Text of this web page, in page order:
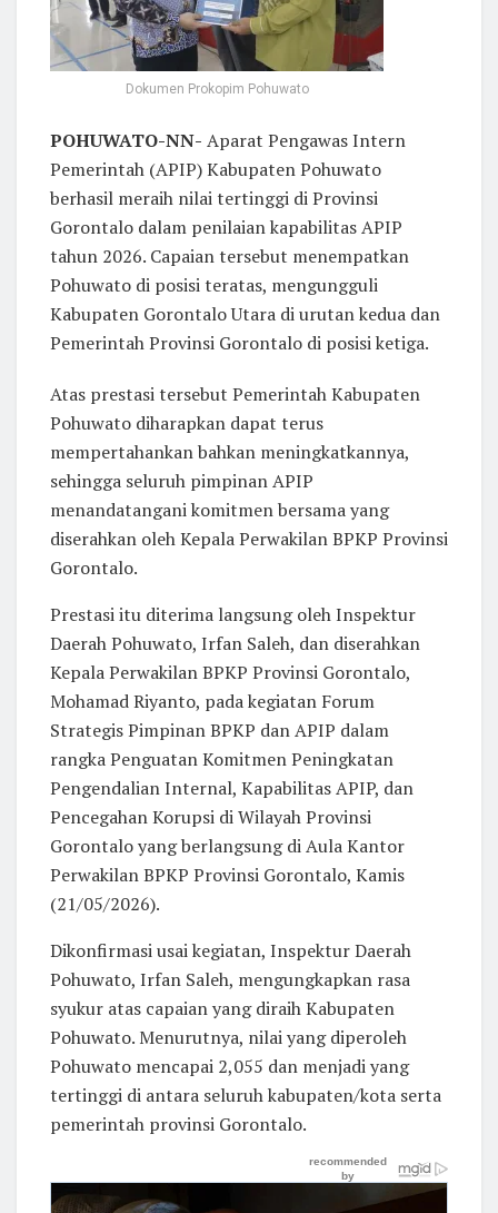
Dokumen Prokopim Pohuwato
POHUWATO-NN- Aparat Pengawas Intern
Pemerintah (APIP) Kabupaten Pohuwato
berhasil meraih nilai tertinggi di Provinsi
Gorontalo dalam penilaian kapabilitas APIP
tahun 2026. Capaian tersebut menempatkan
Pohuwato di posisi teratas, mengungguli
Kabupaten Gorontalo Utara di urutan kedua dan
Pemerintah Provinsi Gorontalo di posisi ketiga.
Atas prestasi tersebut Pemerintah Kabupaten
Pohuwato diharapkan dapat terus
mempertahankan bahkan meningkatkannya,
sehingga seluruh pimpinan APIP
menandatangani komitmen bersama yang
diserahkan oleh Kepala Perwakilan BPKP Provinsi
Gorontalo.
Prestasi itu diterima langsung oleh Inspektur
Daerah Pohuwato, Irfan Saleh, dan diserahkan
Kepala Perwakilan BPKP Provinsi Gorontalo,
Mohamad Riyanto, pada kegiatan Forum
Strategis Pimpinan BPKP dan APIP dalam
rangka Penguatan Komitmen Peningkatan
Pengendalian Internal, Kapabilitas APIP, dan
Pencegahan Korupsi di Wilayah Provinsi
Gorontalo yang berlangsung di Aula Kantor
Perwakilan BPKP Provinsi Gorontalo, Kamis
(21/05/2026).
Dikonfirmasi usai kegiatan, Inspektur Daerah
Pohuwato, Irfan Saleh, mengungkapkan rasa
syukur atas capaian yang diraih Kabupaten
Pohuwato. Menurutnya, nilai yang diperoleh
Pohuwato mencapai 2,055 dan menjadi yang
tertinggi di antara seluruh kabupaten/kota serta
pemerintah provinsi Gorontalo.